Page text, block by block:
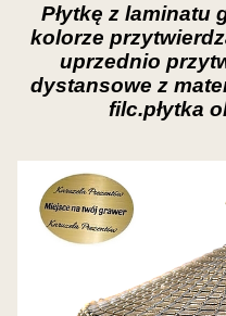
Płytkę z laminatu
kolorze
uprzednio
dystansowe z
filc.płytka